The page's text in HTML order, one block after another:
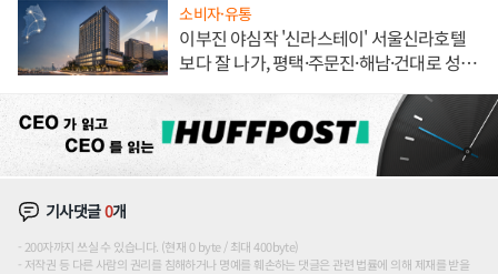
소비자·유통
이부진 야심작 '신라스테이' 서울신라호텔
보다 잘 나가, 평택·주문진·해남·건대로 성
기사댓글0개
200자까지 쓰실 수 있습니다. (현재 0 byte / 최대 400byte)
저작권 등 다른 사람의 권리를 침해하거나 명예를 훼손하는 댓글은 관련 법률에 의해 제재를 받을